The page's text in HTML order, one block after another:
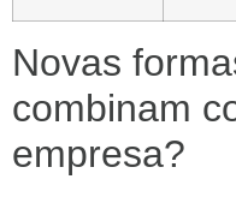
Novas
combinam
empresa?